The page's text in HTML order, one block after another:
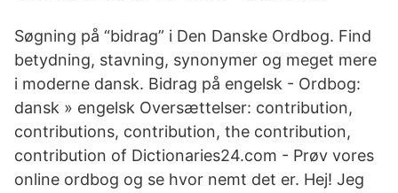
Søgning på “bidrag” i Den Danske Ordbog. Find
betydning, stavning, synonymer og meget mere
i moderne dansk. Bidrag på engelsk - Ordbog:
dansk » engelsk Oversættelser: contribution,
contributions, contribution, the contribution,
contribution of Dictionaries24.com - Prøv vores
online ordbog og se hvor nemt det er. Hej! Jeg